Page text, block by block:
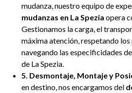
mudanza, nuestro equipo de
mudanzas en La Spezia opera
Gestionamos la carga, el
máxima atención, respetando
navegando las especificidades
de La Spezia.
5. Desmontaje, Montaje y
en destino, nos encargamos del